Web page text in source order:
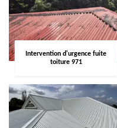
Intervention d'urgence fuite
toiture 971